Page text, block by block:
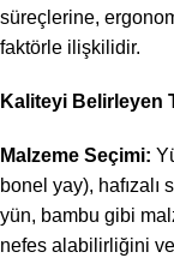
süreçlerine,
faktörle ilişkilidir.
Kaliteyi Belirleyen
Malzeme Seçimi:
bonel yay),
yün, bambu gibi
nefes alabilirliğini